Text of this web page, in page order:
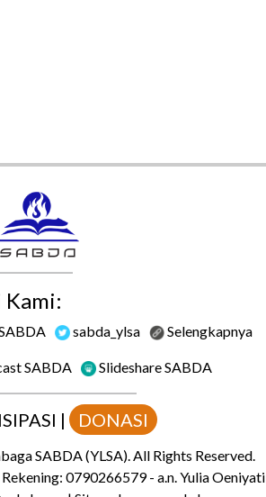
sabda_ylsa Selengkapnya
SABDA Slideshare SABDA
| DONASI
SABDA (YLSA). All Rights Reserved.
0790266579 - a.n. Yulia Oeniyati